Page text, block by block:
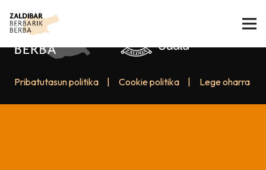
Pribatutasun politika Cookie politika Lege oharra